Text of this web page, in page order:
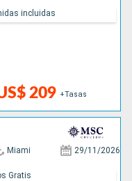
209 +Tasas
incluidas
Miami 29/11/2026
Gratis